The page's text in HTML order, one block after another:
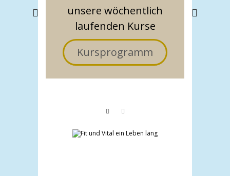
unsere wöchentlich
laufenden Kurse
Kursprogramm